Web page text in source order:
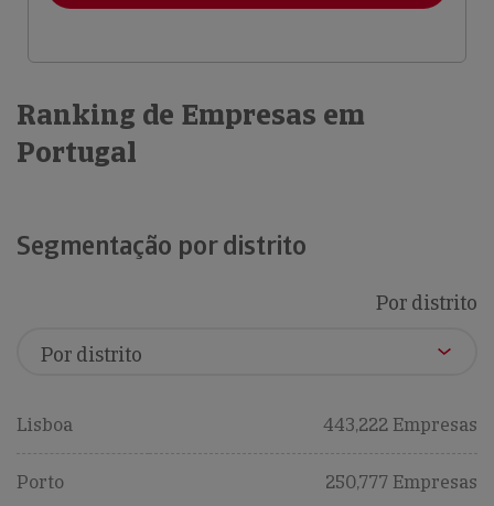
Ranking de Empresas em
Portugal
Segmentação por distrito
Por distrito
Lisboa 443,222 Empresas
Porto 250,777 Empresas